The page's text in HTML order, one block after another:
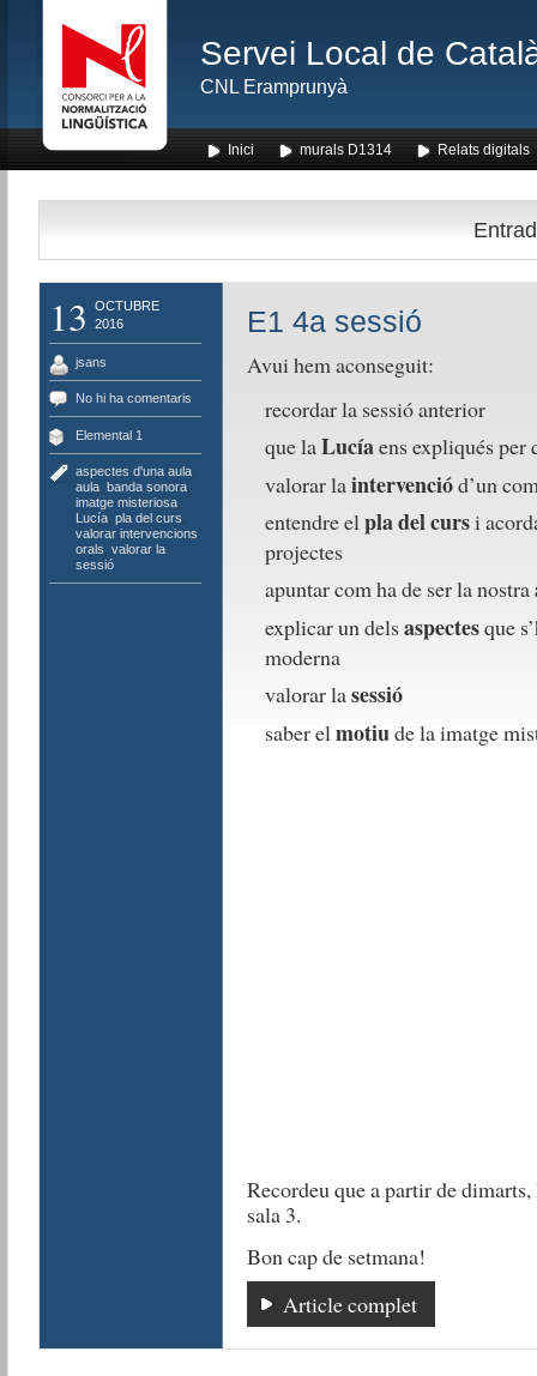
Servei Local de
CNL Eramprunyà
Inici murals D1314 Relats digitals
13
OCTUBRE
2016
jsans
No hi ha comentaris
Elemental 1
aspectes d'una aula,
aula, banda sonora,
imatge misteriosa,
Lucía, pla del curs
valorar intervencions
orals valorar la
sessió
E1 4a sessió
Avui hem aconseguit:
recordar la sessió anterior
que laLucíaens expliqués per
valorar laintervenciód’un
entendre elpla del cursi
projectes
apuntar com ha de ser la nostra
explicar un delsaspectesque
moderna
valorar lasessió
saber el motiude la imatge
Recordeu que a partir de
sala 3.
Bon cap de setmana!
Article complet